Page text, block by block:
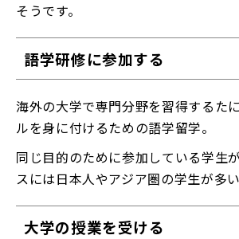
そうです。
語学研修に参加する
海外の大学で専門分野を習得するた
ルを身に付けるための語学留学。
同じ目的のために参加している学生
スには日本人やアジア圏の学生が多い
大学の授業を受ける